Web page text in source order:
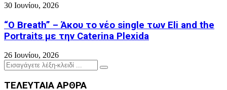
30 Ιουνίου, 2026
“O Breath” – Άκου το νέο single των Eli and the
Portraits με την Caterina Plexida
26 Ιουνίου, 2026
Search
for:
Search
ΤΕΛΕΥΤΑΙΑ ΑΡΘΡΑ